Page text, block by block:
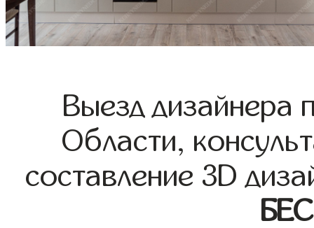
Выезд дизайнера
Области,
составление 3D